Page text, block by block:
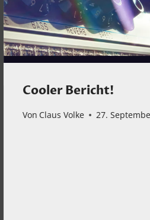
Cooler Bericht!
Von Claus Volke 27.